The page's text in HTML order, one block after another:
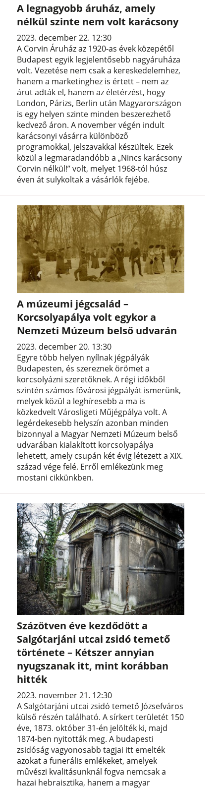
A legnagyobb áruház, amely
nélkül szinte nem volt karácsony
2023. december 22. 12:30
A Corvin Áruház az 1920-as évek közepétől
Budapest egyik legjelentősebb nagyáruháza
volt. Vezetése nem csak a kereskedelemhez,
hanem a marketinghez is értett – nem az
árut adták el, hanem az életérzést, hogy
London, Párizs, Berlin után Magyarországon
is egy helyen szinte minden beszerezhető
kedvező áron. A november végén indult
karácsonyi vásárra különböző
programokkal, jelszavakkal készültek. Ezek
közül a legmaradandóbb a „Nincs karácsony
Corvin nélkül!” volt, melyet 1968-tól húsz
éven át sulykoltak a vásárlók fejébe.
A múzeumi jégcsalád –
Korcsolyapálya volt egykor a
Nemzeti Múzeum belső udvarán
2023. december 20. 13:30
Egyre több helyen nyílnak jégpályák
Budapesten, és szereznek örömet a
korcsolyázni szeretőknek. A régi időkből
szintén számos fővárosi jégpályát ismerünk,
melyek közül a leghíresebb a ma is
közkedvelt Városligeti Műjégpálya volt. A
legérdekesebb helyszín azonban minden
bizonnyal a Magyar Nemzeti Múzeum belső
udvarában kialakított korcsolyapálya
lehetett, amely csupán két évig létezett a XIX.
század vége felé. Erről emlékezünk meg
mostani cikkünkben.
Százötven éve kezdődött a
Salgótarjáni utcai zsidó temető
története – Kétszer annyian
nyugszanak itt, mint korábban
hitték
2023. november 21. 12:30
A Salgótarjáni utcai zsidó temető Józsefváros
külső részén található. A sírkert területét 150
éve, 1873. október 31-én jelölték ki, majd
1874-ben nyitották meg. A budapesti
zsidóság vagyonosabb tagjai itt emelték
azokat a funerális emlékeket, amelyek
művészi kvalitásunknál fogva nemcsak a
hazai hebraisztika, hanem a magyar